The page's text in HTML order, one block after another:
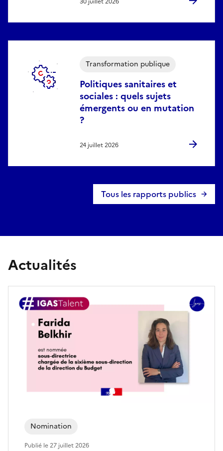
Politiques sanitaires et
sociales : quels sujets
émergents ou en mutation
?
24 juillet 2026
Transformation publique
Tous les rapports publics
Actualités
Nomination
Publié le27 juillet 2026